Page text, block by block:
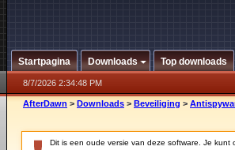
Startpagina Downloads Top downloads
8/7/2026 2:34:48 PM
AfterDawn > Downloads > Beveiliging >
Dit is een oude versie van deze software. Je kunt